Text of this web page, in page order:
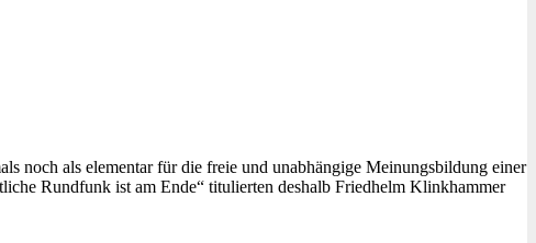
noch als elementar für die freie und unabhängige Meinungsbildung einer
Rundfunk ist am Ende“ titulierten deshalb Friedhelm Klinkhammer